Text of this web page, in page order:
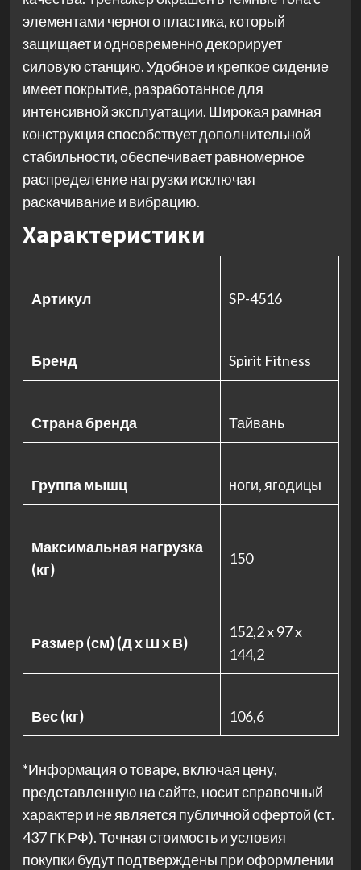
элементами черного пластика, который
защищает и одновременно декорирует
силовую станцию. Удобное и крепкое сидение
имеет покрытие, разработанное для
интенсивной эксплуатации. Широкая рамная
конструкция способствует дополнительной
стабильности, обеспечивает равномерное
распределение нагрузки исключая
раскачивание и вибрацию.
Характеристики
Артикул SP-4516
Бренд Spirit Fitness
Страна бренда Тайвань
Группа мышц ноги, ягодицы
Максимальная нагрузка
(кг)
150
Размер (см) (Д х Ш х В)
152,2 x 97 x
144,2
Вес (кг) 106,6
*Информация о товаре, включая цену,
представленную на сайте, носит справочный
характер и не является публичной офертой (ст.
437 ГК РФ). Точная стоимость и условия
покупки будут подтверждены при оформлении